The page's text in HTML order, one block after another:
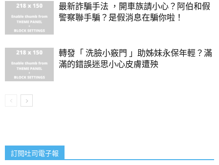
最新詐騙手法 ，開車族請小心？阿伯和假
警察聯手騙？是假消息在騙你啦！
轉發「 洗臉小竅門 」助姊妹永保年輕？滿
滿的錯誤迷思小心皮膚遭殃
訂閱吐司電子報